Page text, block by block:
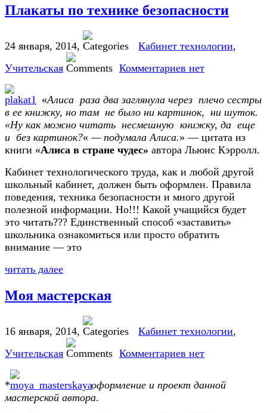
Плакаты по технике безопасности
24 января, 2014, Кабинет технологии,
Учительская
Комментариев нет
«Алиса раза два заглянула через плечо сестры
в ее книжку, но там не было ни картинок, ни шуток.
«Ну как можно читать несмешную книжку, да еще
и без картинок?« — подумала Алиса.» — цитата из
книги «Алиса в стране чудес» автора Льюис Кэрролл.
Кабинет технологического труда, как и любой другой
школьный кабинет, должен быть оформлен. Правила
поведения, техника безопасности и много другой
полезной информации. Но!!! Какой учащийся будет
это читать??? Единственный способ «заставить»
школьника ознакомиться или просто обратить
внимание — это
читать далее
Моя мастерская
16 января, 2014, Кабинет технологии,
Учительская
Комментариев нет
*
оформление и проект данной
мастерской автора.